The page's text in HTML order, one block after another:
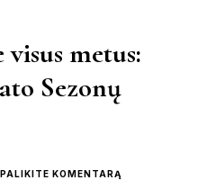
metus:
Sezonų
PALIKITE KOMENTARĄ